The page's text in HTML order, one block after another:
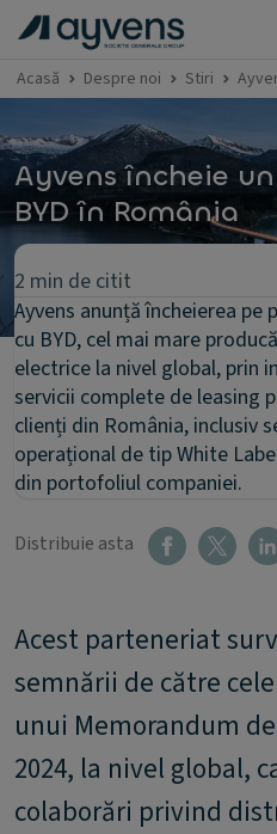
Acasă Despre noi Stiri
Ayvens încheie
BYD în România
2 min de citit
Ayvens anunță încheierea
cu BYD, cel mai mare
electrice la nivel global, prin
servicii complete de leasing
clienți din România, inclusiv
operațional de tip White
din portofoliul companiei.
Distribuie asta
Acest parteneriat
semnării de către
unui Memorandum
2024, la nivel global,
colaborări privind